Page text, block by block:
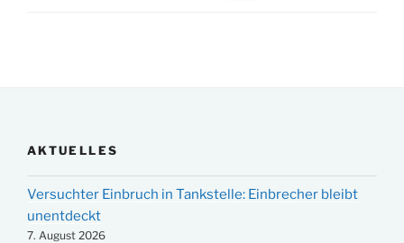
AKTUELLES
Versuchter Einbruch in Tankstelle: Einbrecher bleibt
unentdeckt
7. August 2026